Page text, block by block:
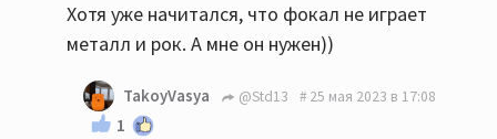
Хотя уже начитался, что фокал не играет
металл и рок. А мне он нужен))
TakoyVasya @Std13 25 мая 2023 в 17:08
1